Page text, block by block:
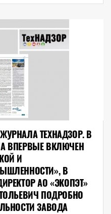
ТЕХНАДЗОР. В
ВПЕРВЫЕ ВКЛЮЧЕН
И
В
АО «ЭКОПЭТ»
ПОДРОБНО
ЗАВОДА